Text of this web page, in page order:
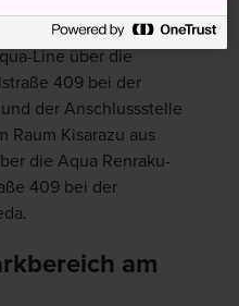
oderKawasaki
aus
Line über die
409 bei der
der Anschlussstelle
Raum Kisarazu aus
die Aqua Renraku-
409 bei der
am